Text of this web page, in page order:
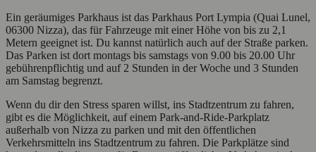
Ein geräumiges Parkhaus ist das Parkhaus Port Lympia (Quai Lunel,
06300 Nizza), das für Fahrzeuge mit einer Höhe von bis zu 2,1
Metern geeignet ist. Du kannst natürlich auch auf der Straße parken.
Das Parken ist dort montags bis samstags von 9.00 bis 20.00 Uhr
gebührenpflichtig und auf 2 Stunden in der Woche und 3 Stunden
am Samstag begrenzt.
Wenn du dir den Stress sparen willst, ins Stadtzentrum zu fahren,
gibt es die Möglichkeit, auf einem Park-and-Ride-Parkplatz
außerhalb von Nizza zu parken und mit den öffentlichen
Verkehrsmitteln ins Stadtzentrum zu fahren. Die Parkplätze sind